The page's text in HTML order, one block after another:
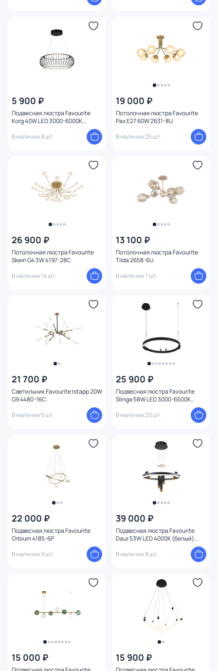
5 900 ₽
Подвесная люстра Favourite
Korg 40W LED 3000-6000К
4435-2P
В наличии 9 шт.
19 000 ₽
Потолочная люстра Favourite
Pax E27 60W 2631-8U
В наличии 25 шт.
26 900 ₽
Потолочная люстра Favourite
Skein G4 3W 4197-28C
В наличии 14 шт.
13 100 ₽
Потолочная люстра Favourite
Tilda 2658-6U
В наличии 7 шт.
21 700 ₽
Светильник Favourite Istapp 20W
G9 4480-16C
В наличии 5 шт.
25 900 ₽
Подвесная люстра Favourite
Slinga 58W LED 3000-6500К
4474-1P
В наличии 20 шт.
22 000 ₽
Подвесная люстра Favourite
Orbium 4185-6P
В наличии 9 шт.
39 000 ₽
Подвесная люстра Favourite
Daur 53W LED 4000К (белый)
В наличии 8 шт.
15 000 ₽ 15 900 ₽